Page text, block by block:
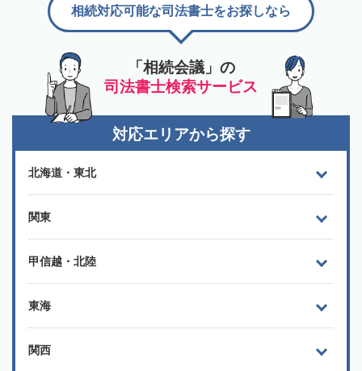
「相続会議」の
司法書士検索サービス
相続対応可能な司法書士をお探しなら
対応エリアから探す
北海道・東北
関東
甲信越・北陸
東海
関西